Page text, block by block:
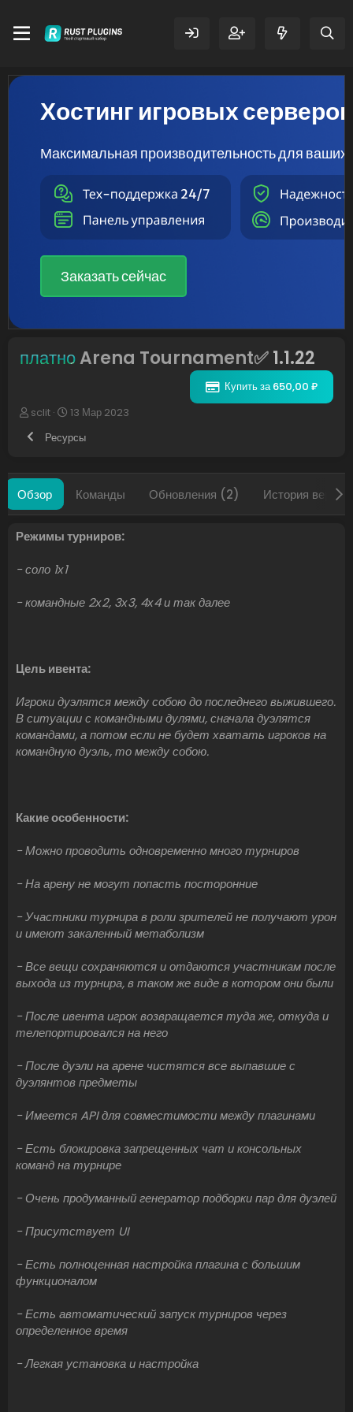
Хостинг игровых серверов
Максимальная производительность для ваших
Заказать сейчас
платноArena Tournament✅1.1.22
Купить за 650,00 ₽
А
т
sclit
Д
т
н
13 Мар 2023
Ресурсы
Обзор Команды Обновления (2) История версий
Режимы турниров:
- соло 1х1
- командные 2х2, 3х3, 4х4 и так далее
Цель ивента:
Игроки дуэлятся между собою до последнего выжившего.
В ситуации с командными дулями, сначала дуэлятся
командами, а потом если не будет хватать игроков на
командную дуэль, то между собою.
Какие особенности:
- Можно проводить одновременно много турниров
- На арену не могут попасть посторонние
- Участники турнира в роли зрителей не получают урон
и имеют закаленный метаболизм
- Все вещи сохраняются и отдаются участникам после
выхода из турнира, в таком же виде в котором они были
- После ивента игрок возвращается туда же, откуда и
телепортировался на него
- После дуэли на арене чистятся все выпавшие с
дуэлянтов предметы
- Имеется API для совместимости между плагинами
- Есть блокировка запрещенных чат и консольных
команд на турнире
- Очень продуманный генератор подборки пар для дуэлей
- Присутствует UI
- Есть полноценная настройка плагина с большим
функционалом
- Есть автоматический запуск турниров через
определенное время
- Легкая установка и настройка